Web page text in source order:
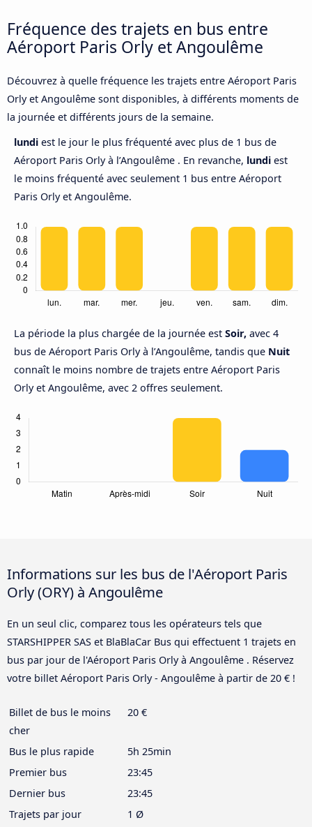
Fréquence des trajets en bus entre
Aéroport Paris Orly et Angoulême
Découvrez à quelle fréquence les trajets entre Aéroport Paris
Orly et Angoulême sont disponibles, à différents moments de
la journée et différents jours de la semaine.
lundi est le jour le plus fréquenté avec plus de 1 bus de
Aéroport Paris Orly à l’Angoulême . En revanche, lundi est
le moins fréquenté avec seulement 1 bus entre Aéroport
Paris Orly et Angoulême.
La période la plus chargée de la journée est Soir, avec 4
bus de Aéroport Paris Orly à l’Angoulême, tandis que Nuit
connaît le moins nombre de trajets entre Aéroport Paris
Orly et Angoulême, avec 2 offres seulement.
Informations sur les bus de l'Aéroport Paris
Orly (ORY) à Angoulême
En un seul clic, comparez tous les opérateurs tels que
STARSHIPPER SAS et BlaBlaCar Bus qui effectuent 1 trajets en
bus par jour de l'Aéroport Paris Orly à Angoulême . Réservez
votre billet Aéroport Paris Orly - Angoulême à partir de 20 € !
Billet de bus le moins
cher
20 €
Bus le plus rapide
5h 25min
Premier bus
23:45
Dernier bus
23:45
Trajets par jour
1 Ø